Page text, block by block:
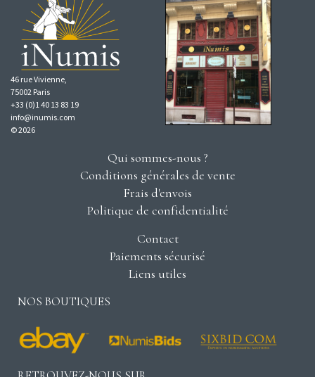
46 rue Vivienne,
75002 Paris
+33 (0)1 40 13 83 19
info@inumis.com
© 2026
Qui sommes-nous ?
Conditions générales de vente
Frais d'envois
Politique de confidentialité
Contact
Paiements sécurisé
Liens utiles
NOS BOUTIQUES